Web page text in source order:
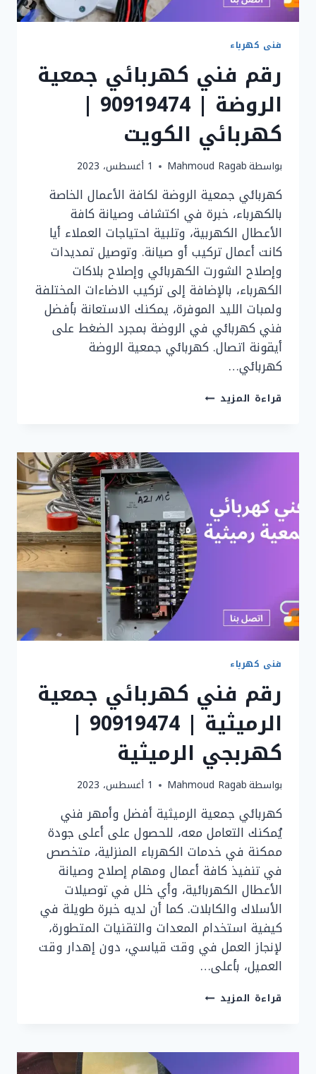
فنى كهرباء
رقم فني كهربائي جمعية
الروضة | 90919474 |
كهربائي الكويت
بواسطةMahmoud Ragab 1 أغسطس، 2023
كهربائي جمعية الروضة لكافة الأعمال الخاصة
بالكهرباء، خبرة في اكتشاف وصيانة كافة
الأعطال الكهربية، وتلبية احتياجات العملاء أيا
كانت أعمال تركيب أو صيانة. وتوصيل تمديدات
وإصلاح الشورت الكهربائي وإصلاح بلاكات
الكهرباء، بالإضافة إلى تركيب الاضاءات المختلفة
ولمبات الليد الموفرة، يمكنك الاستعانة بأفضل
فني كهربائي في الروضة بمجرد الضغط على
أيقونة اتصال. كهربائي جمعية الروضة
كهربائي…
قراءة المزيد رقم
الروضة
90919474
كهربائي
الكويت
فنى كهرباء
رقم فني كهربائي جمعية
الرميثية | 90919474 |
كهربجي الرميثية
بواسطةMahmoud Ragab 1 أغسطس، 2023
كهربائي جمعية الرميثية أفضل وأمهر فني
يُمكنك التعامل معه، للحصول على أعلى جودة
ممكنة في خدمات الكهرباء المنزلية، متخصص
في تنفيذ كافة أعمال ومهام إصلاح وصيانة
الأعطال الكهربائية، وأي خلل في توصيلات
الأسلاك والكابلات. كما أن لديه خبرة طويلة في
كيفية استخدام المعدات والتقنيات المتطورة،
لإنجاز العمل في وقت قياسي، دون إهدار وقت
العميل، بأعلى…
قراءة المزيد رقم
الرميثية